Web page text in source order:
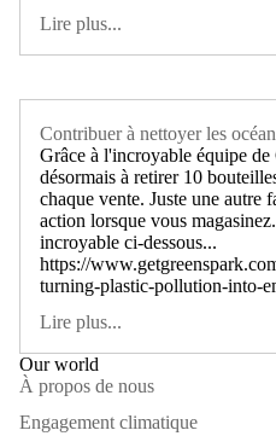
Lire plus...
Contribuer à nettoyer les
Grâce à l'incroyable équipe
désormais à retirer 10
chaque vente. Juste une autre
action lorsque vous
incroyable ci-dessous...
https://
turning-plastic-pollution-into-
Lire plus...
Our world
À propos de nous
Engagement climatique